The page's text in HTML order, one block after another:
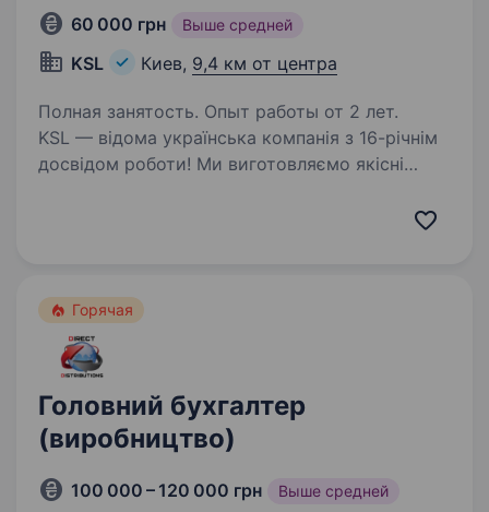
60 000 грн Выше средней
KSL Киев, 9,4 км от центра
Полная занятость. Опыт работы от 2 лет.
KSL — відома українська компанія з 16-річнім
досвідом роботи! Ми виготовляємо якісні
та складності та надаємо послуги комплексної
Горячая
Головний бухгалтер
(виробництво)
100 000 – 120 000 грн Выше средней